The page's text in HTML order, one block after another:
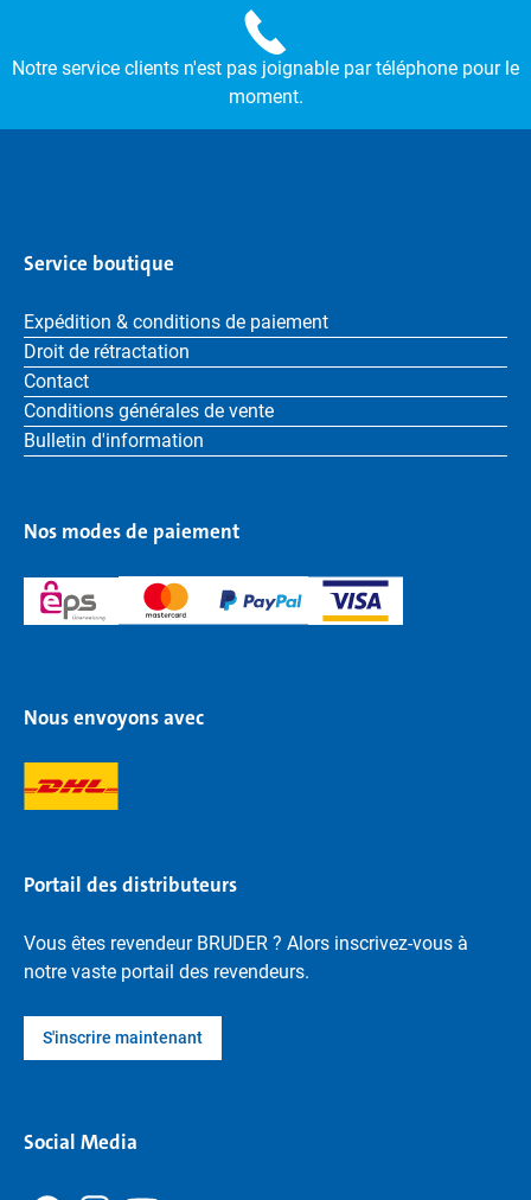
Notre service clients n'est pas joignable par téléphone pour le
moment.
Service boutique
Expédition & conditions de paiement
Droit de rétractation
Contact
Conditions générales de vente
Bulletin d'information
Nos modes de paiement
Nous envoyons avec
Portail des distributeurs
Vous êtes revendeur BRUDER ? Alors inscrivez-vous à
notre vaste portail des revendeurs.
S'inscrire maintenant
Social Media